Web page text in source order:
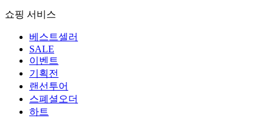
쇼핑 서비스
베스트셀러
SALE
이벤트
기획전
랜선투어
스폐셜오더
하트